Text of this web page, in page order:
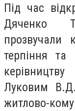
Під час
Дяченко
прозвучали
терпіння та
Луковим
житлово-